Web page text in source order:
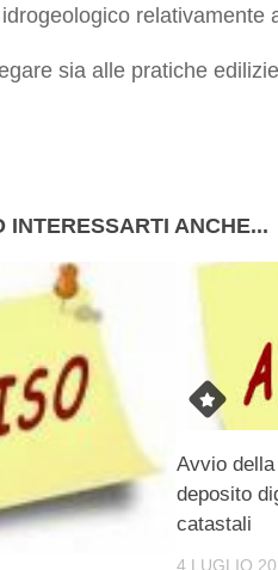
relativamente
sia alle pratiche
INTERESSARTI ANCHE...
Avvio della
deposito
catastali
4 LUGLIO